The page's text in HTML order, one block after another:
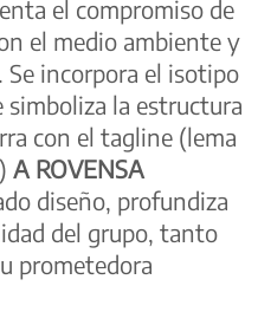
el compromiso de
el medio ambiente y
incorpora el isotipo
simboliza la estructura
con el tagline (lema
A ROVENSA
diseño, profundiza
del grupo, tanto
prometedora